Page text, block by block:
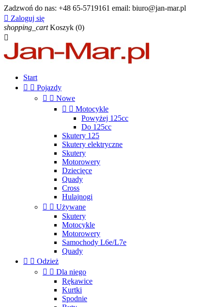
Zadzwoń do nas: +48 65-5719161 email: biuro@jan-mar.pl
 Zaloguj się
shopping_cart Koszyk (0)

Start
  Pojazdy
  Nowe
  Motocykle
Powyżej 125cc
Do 125cc
Skutery 125
Skutery elektryczne
Skutery
Motorowery
Dziecięce
Quady
Cross
Hulajnogi
  Używane
Skutery
Motocykle
Motorowery
Samochody L6e/L7e
Quady
  Odzież
  Dla niego
Rękawice
Kurtki
Spodnie